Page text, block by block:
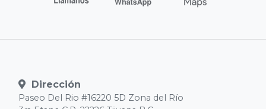
Dirección
Paseo Del Rio #16220 5D Zona del Río